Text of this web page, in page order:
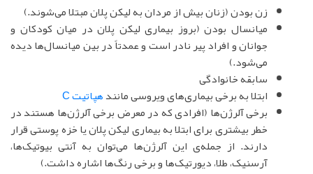
زن بودن (زنان بیش از مردان به لیکن پلان مبتلا می‌شوند.)
میانسال بودن (بروز بیماری لیکن پلان در میان کودکان و
جوانان و افراد پیر نادر است و عمدتاً در بین میانسال‌ها دیده
می‌شود.)
سابقه خانوادگی
ابتلا به برخی بیماری‌های ویروسی مانندهپاتیت C
برخی آلرژن‌ها (افرادی که در معرض برخی آلرژن‌ها هستند در
خطر بیشتری برای ابتلا به بیماری لیکن پلان یا خزه پوستی قرار
دارند. از جمله‌ی این آلرژن‌ها می‌توان به آنتی بیوتیک‌ها،
آرسنیک، طلا، دیورتیک‌ها و برخی رنگ‌ها اشاره داشت.)